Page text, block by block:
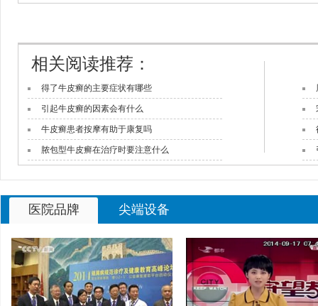
得了牛皮癣的主要症状有哪些
引起牛皮癣的因素会有什么
牛皮癣患者按摩有助于康复吗
脓包型牛皮癣在治疗时要注意什么
相关阅读推荐：
医院品牌 尖端设备